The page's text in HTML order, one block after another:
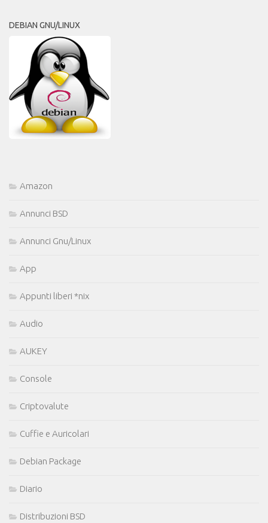
DEBIAN GNU/LINUX
Amazon
Annunci BSD
Annunci Gnu/Linux
App
Appunti liberi *nix
Audio
AUKEY
Console
Criptovalute
Cuffie e Auricolari
Debian Package
Diario
Distribuzioni BSD